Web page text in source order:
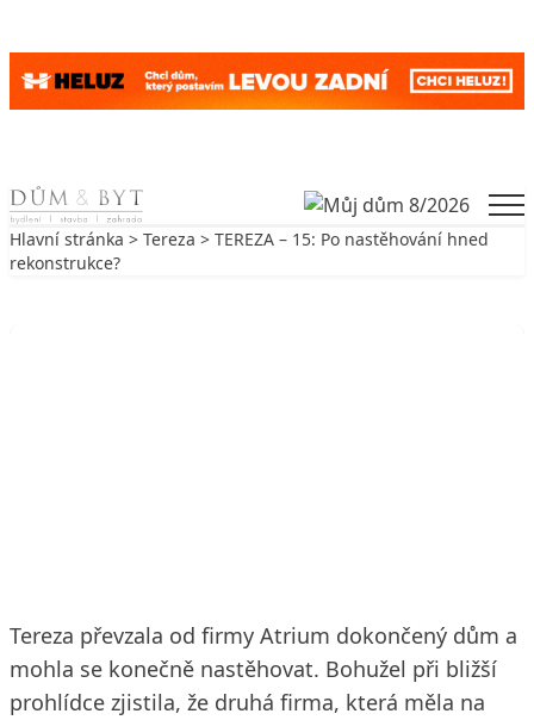
Skip to content
Hlavní stránka > Tereza > TEREZA – 15: Po nastěhování hned
rekonstrukce?
Tereza převzala od firmy Atrium dokončený dům a
mohla se konečně nastěhovat. Bohužel při bližší
prohlídce zjistila, že druhá firma, která měla na